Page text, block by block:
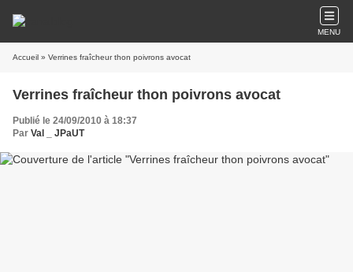
MENU
Accueil » Verrines fraîcheur thon poivrons avocat
Verrines fraîcheur thon poivrons avocat
Publié le 24/09/2010 à 18:37
Par Val _ JPaUT